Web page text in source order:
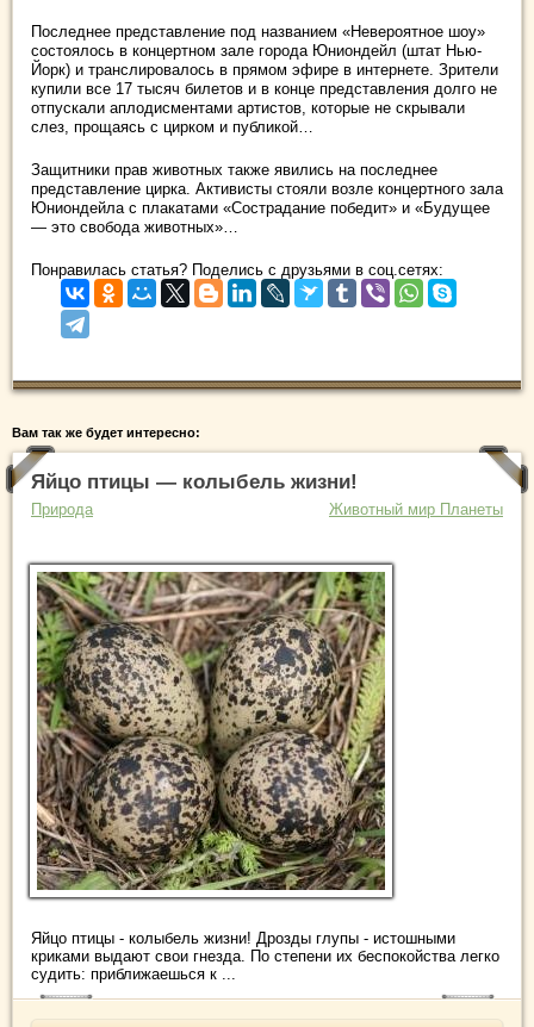
Последнее представление под названием «Невероятное шоу»
состоялось в концертном зале города Юниондейл (штат Нью-
Йорк) и транслировалось в прямом эфире в интернете. Зрители
купили все 17 тысяч билетов и в конце представления долго не
отпускали аплодисментами артистов, которые не скрывали
слез, прощаясь с цирком и публикой…
Защитники прав животных также явились на последнее
представление цирка. Активисты стояли возле концертного зала
Юниондейла с плакатами «Сострадание победит» и «Будущее
— это свобода животных»…
Понравилась статья? Поделись с друзьями в соц.сетях:
Вам так же будет интересно:
Яйцо птицы — колыбель жизни!
Природа Животный мир Планеты
Яйцо птицы - колыбель жизни! Дрозды глупы - истошными
криками выдают свои гнезда. По степени их беспокойства легко
судить: приближаешься к ...